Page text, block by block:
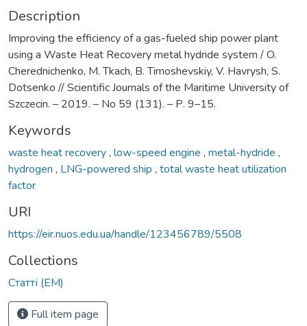
Description
Improving the efficiency of a gas-fueled ship power plant
using a Waste Heat Recovery metal hydride system / O.
Cherednichenko, M. Tkach, B. Timoshevskiy, V. Havrysh, S.
Dotsenko // Scientific Journals of the Maritime University of
Szczecin. – 2019. – No 59 (131). – Р. 9–15.
Keywords
waste heat recovery, low-speed engine , metal-hydride ,
hydrogen , LNG-powered ship , total waste heat utilization
factor
URI
https://eir.nuos.edu.ua/handle/123456789/5508
Collections
Статті (ЕМ)
Full item page